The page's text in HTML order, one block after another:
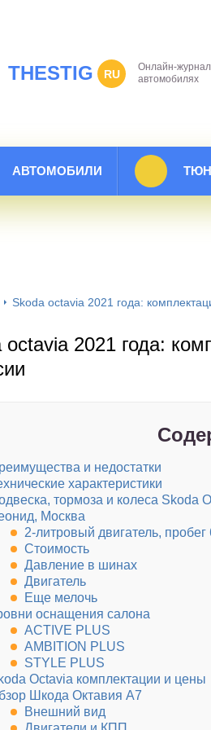
THESTIG RU
Онлайн-
автомобилях
АВТОМОБИЛИ
Skoda octavia 2021 года:
octavia 2021 года:
и недостатки
характеристики
тормоза и колеса Skoda
Москва
2-литровый двигатель, пробег
Стоимость
Давление в шинах
Двигатель
Еще мелочь
оснащения салона
ACTIVE PLUS
AMBITION PLUS
STYLE PLUS
Octavia комплектации и цены
Шкода Октавия А7
Внешний вид